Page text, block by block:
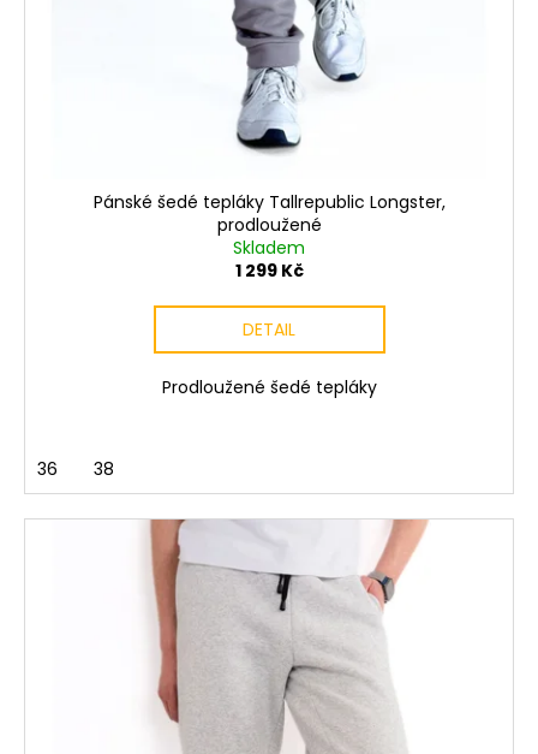
Pánské šedé tepláky Tallrepublic Longster,
prodloužené
Skladem
1 299 Kč
DETAIL
Prodloužené šedé tepláky
36 38